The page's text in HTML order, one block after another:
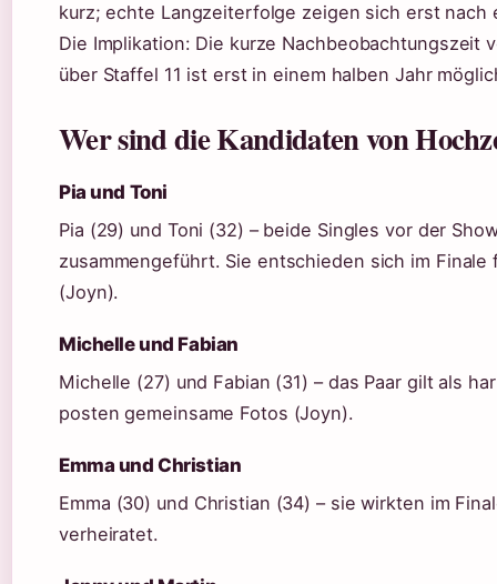
kurz; echte Langzeiterfolge zeigen sich erst nach
Die Implikation: Die kurze
über Staffel 11 ist erst in einem halben Jahr
Wer sind die Kandidaten von
Pia und Toni
Pia (29) und Toni (32) – beide Singles vor der
zusammengeführt. Sie entschieden sich im
(Joyn).
Michelle und Fabian
Michelle (27) und Fabian (31) – das Paar gilt als
posten gemeinsame Fotos (Joyn).
Emma und Christian
Emma (30) und Christian (34) – sie wirkten im
verheiratet.